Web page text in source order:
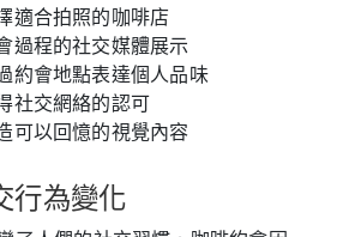
適合拍照的咖啡店
過程的社交媒體展示
約會地點表達個人品味
社交網絡的認可
可以回憶的視覺內容
行為變化